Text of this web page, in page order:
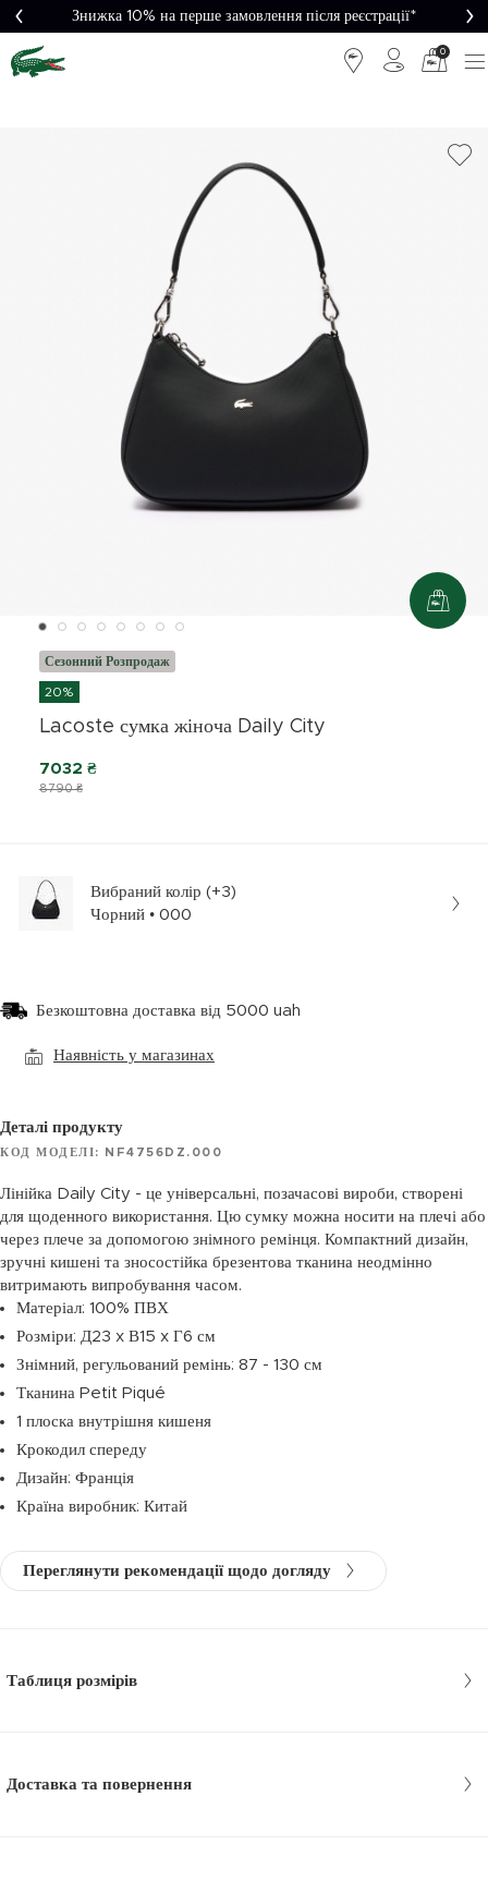
Знижка 10% на перше замовлення після реєстрації*
0
Сезонний Розпродаж
20%
Lacoste сумка жіноча Daily City
8790 ₴
7032 ₴
Вибраний колір (+3)
Чорний • 000
Безкоштовна доставка від 5000 uah
Наявність у магазинах
Деталі продукту
КОД МОДЕЛІ: NF4756DZ.000
Лінійка Daily City - це універсальні, позачасові вироби, створені
для щоденного використання. Цю сумку можна носити на плечі або
через плече за допомогою знімного ремінця. Компактний дизайн,
зручні кишені та зносостійка брезентова тканина неодмінно
витримають випробування часом.
Матеріал: 100% ПВХ
Розміри: Д23 x В15 x Г6 см
Знімний, регульований ремінь: 87 - 130 см
Тканина Petit Piqué
1 плоска внутрішня кишеня
Крокодил спереду
Дизайн: Франція
Країна виробник: Китай
Переглянути рекомендації щодо догляду
Таблиця розмірів
Доставка та повернення
повернення
Безкоштовна
доставка від
5000₴*